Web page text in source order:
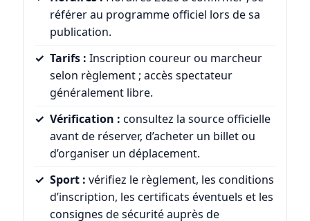
référer au programme officiel lors de sa
publication.
Tarifs : Inscription coureur ou marcheur
selon règlement ; accès spectateur
généralement libre.
Vérification : consultez la source officielle
avant de réserver, d’acheter un billet ou
d’organiser un déplacement.
Sport : vérifiez le règlement, les conditions
d’inscription, les certificats éventuels et les
consignes de sécurité auprès de